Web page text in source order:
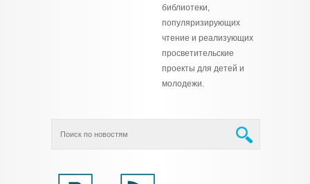
библиотеки,
популяризирующих
чтение и реализующих
просветительские
проекты для детей и
молодежи.